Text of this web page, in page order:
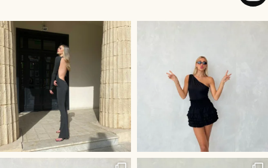
היוש לשמלה הכי לוהטת בסביבה